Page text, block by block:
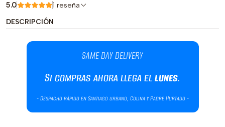
5.0 1 reseña
DESCRIPCIÓN